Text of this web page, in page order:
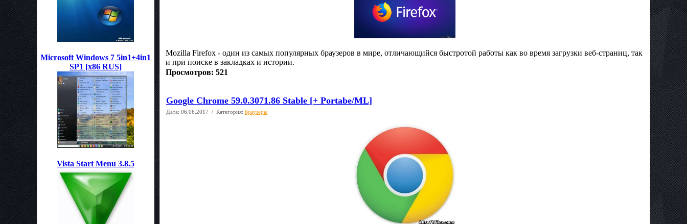
Microsoft Windows 7 5in1+4in1
SP1 [x86 RUS]
Vista Start Menu 3.8.5
Mozilla Firefox - один из самых популярных браузеров в мире, отличающийся быстротой работы как во время загрузки веб-страниц, так
и при поиске в закладках и истории.
Просмотров: 521
Google Chrome 59.0.3071.86 Stable [+ Portabe/ML]
Дата: 06.06.2017 / Категория: Браузеры